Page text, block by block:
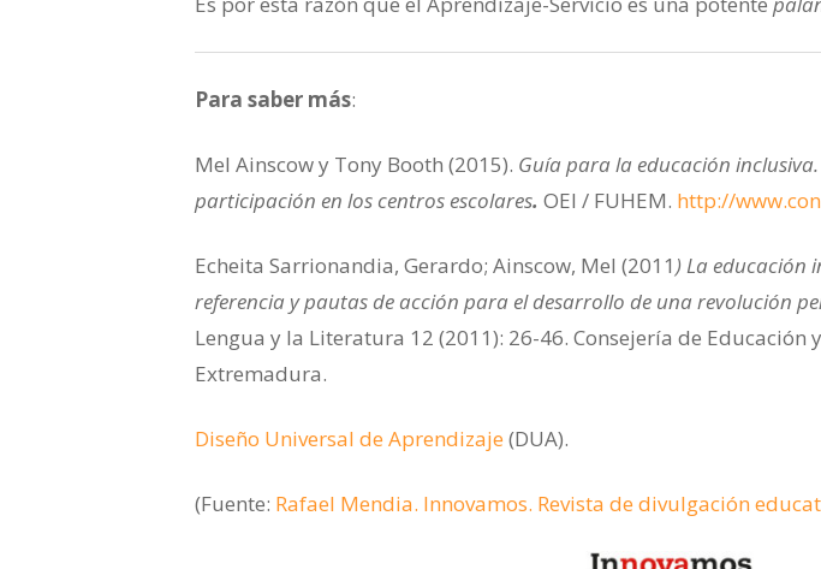
Para saber más:
Mel Ainscow y Tony Booth (2015). Guía para la educación
participación en los centros escolares. OEI / FUHEM. http://
Echeita Sarrionandia, Gerardo; Ainscow, Mel (2011 ) La educación
referencia y pautas de acción para el desarrollo de una revolución
Lengua y la Literatura 12 (2011): 26-46. Consejería de Educación
Extremadura.
Diseño Universal de Aprendizaje (DUA).
(Fuente: Rafael Mendia. Innovamos. Revista de divulgación